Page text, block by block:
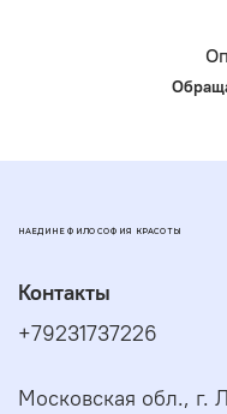
НАЕДИНЕ ФИЛОСОФИЯ КРАСОТЫ
Контакты
+79231737226
Московская обл., г.